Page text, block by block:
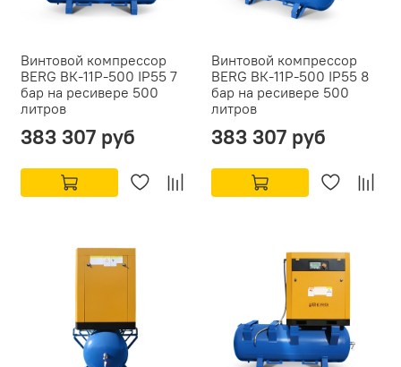
Винтовой компрессор
BERG ВК-11Р-500 IP55 7
бар на ресивере 500
литров
383 307 руб
Винтовой компрессор
BERG ВК-11Р-500 IP55 8
бар на ресивере 500
литров
383 307 руб